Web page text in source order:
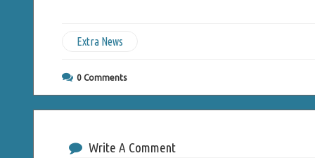
Extra News
0 Comments
Write A Comment